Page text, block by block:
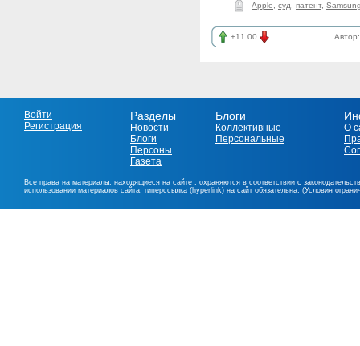
Apple суд патент,
+11.00
Войти
Регистрация
Разделы
Новости
Блоги
Персоны
Газета
Блоги
Коллективные
Персональные
О
Все права на материалы, находящиеся на сайте , охраняются в соответствии с
использовании материалов сайта, гиперссылка (hyperlink) на сайт обязательна. (Условия